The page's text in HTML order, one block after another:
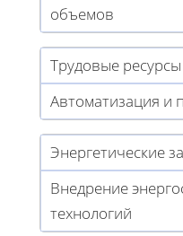
объемов
Трудовые ресурсы
Автоматизация и
Энергетические
Внедрение
технологий